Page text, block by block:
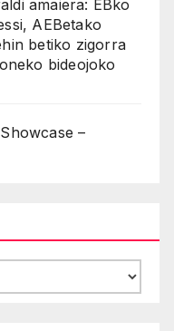
amaiera: EBko
AEBetako
betiko zigorra
bideojoko
–